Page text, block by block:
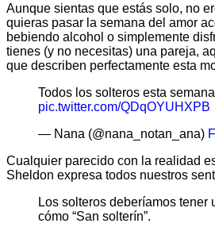
Aunque sientas que estás solo, no
quieras pasar la semana del amor
bebiendo alcohol o simplemente
tienes (y no necesitas) una pareja,
que describen perfectamente esta
Todos los solteros esta
pic.twitter.com/QDqOYUHXPB
— Nana (@nana_notan_ana)
Cualquier parecido con la realidad
Sheldon expresa todos nuestros
Los solteros deberíamos tener
cómo “San solterín”.